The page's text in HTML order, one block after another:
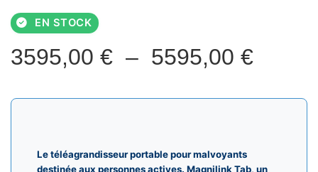
EN STOCK
3595,00 € – 5595,00 €Plage
à
Le téléagrandisseur portable pour malvoyants
destinée aux personnes actives. Magnilink Tab, un